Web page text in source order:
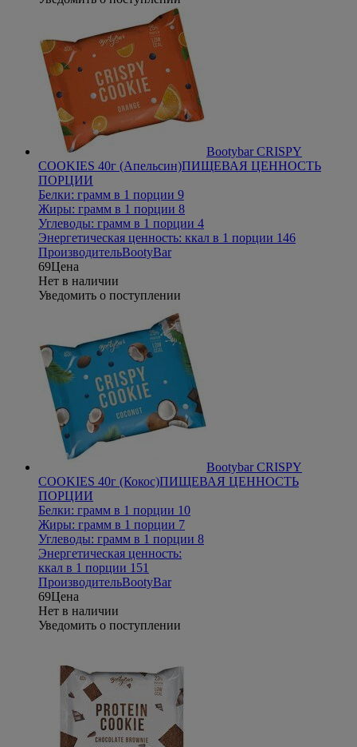
Bootybar CRISPY
COOKIES 40г (Апельсин)ПИЩЕВАЯ ЦЕННОСТЬ
ПОРЦИИ
Белки: грамм в 1 порции 9
Жиры: грамм в 1 порции 8
Углеводы: грамм в 1 порции 4
Энергетическая ценность: ккал в 1 порции 146
ПроизводительBootyBar
69Цена
Нет в наличии
Уведомить о поступлении
Bootybar CRISPY
COOKIES 40г (Кокос)ПИЩЕВАЯ ЦЕННОСТЬ
ПОРЦИИ
Белки: грамм в 1 порции 10
Жиры: грамм в 1 порции 7
Углеводы: грамм в 1 порции 8
Энергетическая ценность:
ккал в 1 порции 151
ПроизводительBootyBar
69Цена
Нет в наличии
Уведомить о поступлении